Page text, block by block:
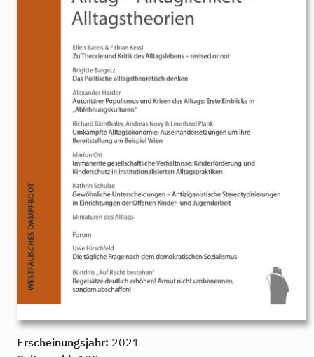
Erscheinungsjahr: 2021